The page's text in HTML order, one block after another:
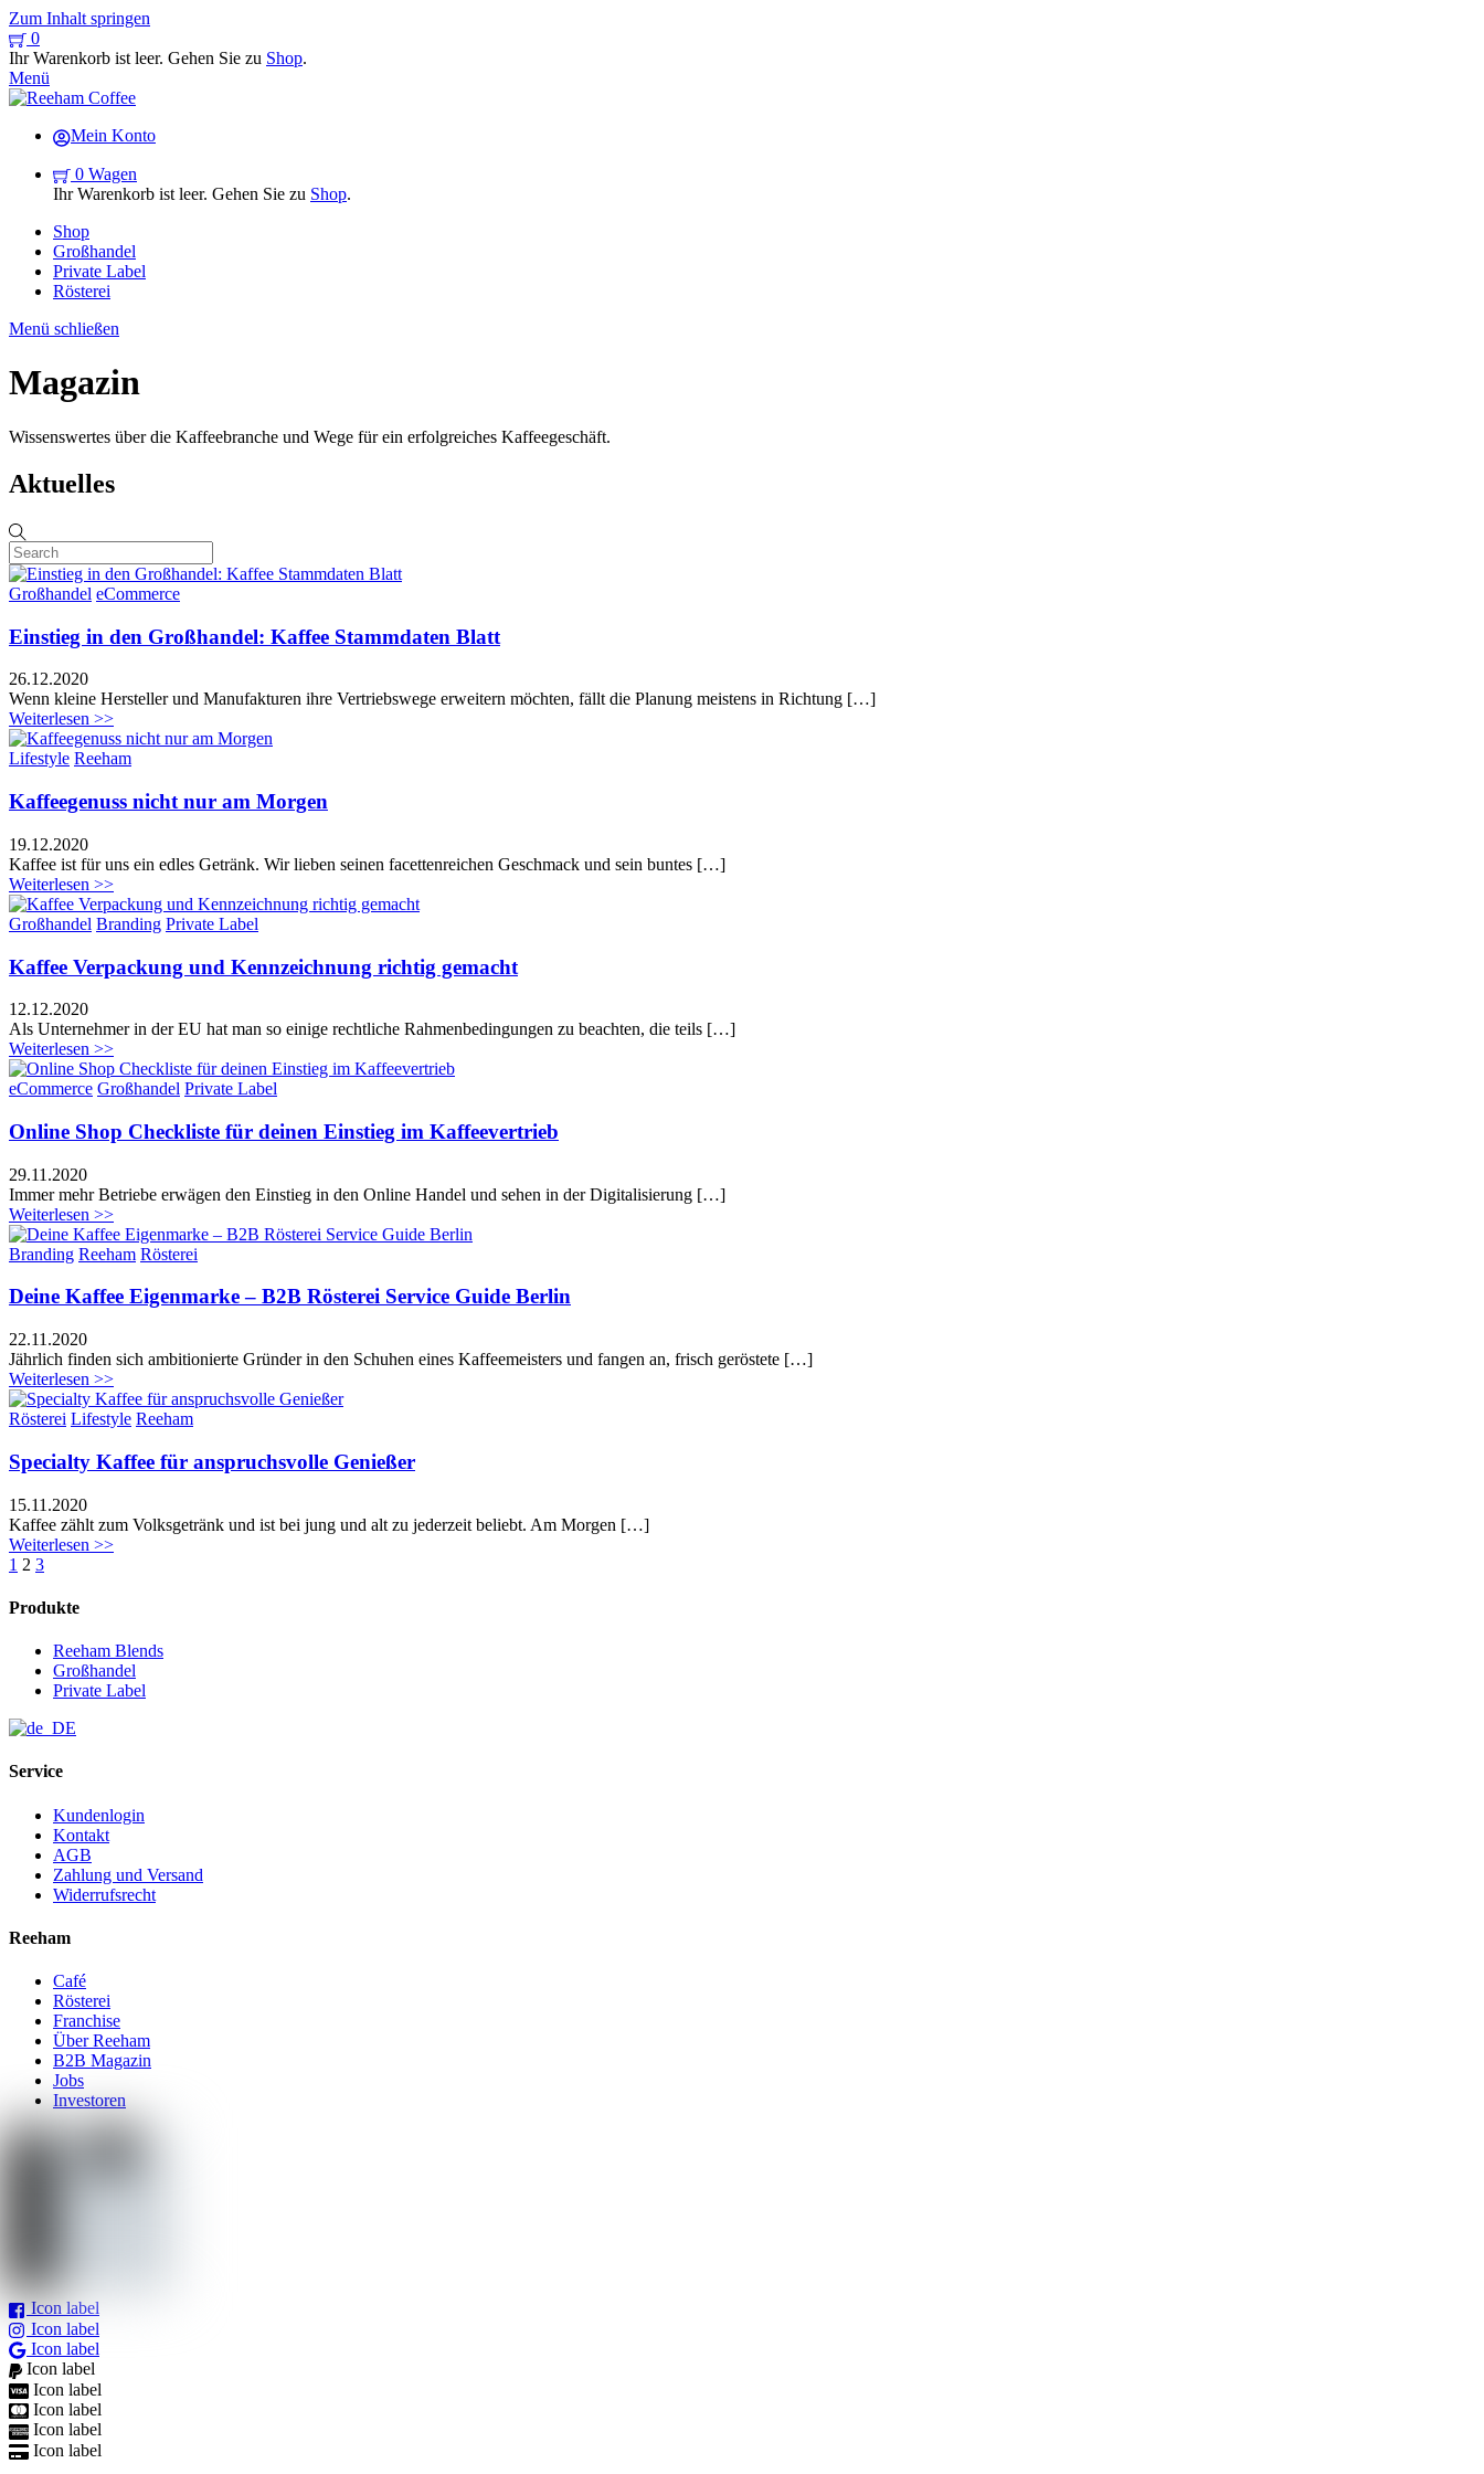
Zum Inhalt springen
0
Ihr Warenkorb ist leer. Gehen Sie zu Shop.
Menü
Mein Konto
0 Wagen
Ihr Warenkorb ist leer. Gehen Sie zu Shop.
Shop
Großhandel
Private Label
Rösterei
Menü schließen
Magazin
Wissenswertes über die Kaffeebranche und Wege für ein erfolgreiches Kaffeegeschäft.
Aktuelles
Großhandel eCommerce
Einstieg in den Großhandel: Kaffee Stammdaten Blatt
26.12.2020
Wenn kleine Hersteller und Manufakturen ihre Vertriebswege erweitern möchten, fällt die Planung meistens in Richtung […]
Weiterlesen >>
Lifestyle Reeham
Kaffeegenuss nicht nur am Morgen
19.12.2020
Kaffee ist für uns ein edles Getränk. Wir lieben seinen facettenreichen Geschmack und sein buntes […]
Weiterlesen >>
Großhandel Branding Private Label
Kaffee Verpackung und Kennzeichnung richtig gemacht
12.12.2020
Als Unternehmer in der EU hat man so einige rechtliche Rahmenbedingungen zu beachten, die teils […]
Weiterlesen >>
eCommerce Großhandel Private Label
Online Shop Checkliste für deinen Einstieg im Kaffeevertrieb
29.11 .2020
Immer mehr Betriebe erwägen den Einstieg in den Online Handel und sehen in der Digitalisierung […]
Weiterlesen >>
Branding Reeham Rösterei
Deine Kaffee Eigenmarke – B2B Rösterei Service Guide Berlin
22.11 .2020
Jährlich finden sich ambitionierte Gründer in den Schuhen eines Kaffeemeisters und fangen an, frisch geröstete […]
Weiterlesen >>
Rösterei Lifestyle Reeham
Specialty Kaffee für anspruchsvolle Genießer
15.11 .2020
Kaffee zählt zum Volksgetränk und ist bei jung und alt zu jederzeit beliebt. Am Morgen […]
Weiterlesen >>
1 2 3
Produkte
Reeham Blends
Großhandel
Private Label
Service
Kundenlogin
Kontakt
AGB
Zahlung und Versand
Widerrufsrecht
Reeham
Café
Rösterei
Franchise
Über Reeham
B2B Magazin
Jobs
Investoren
Icon label
Icon label
Icon label
Icon label
Icon label
Icon label
Icon label
Icon label